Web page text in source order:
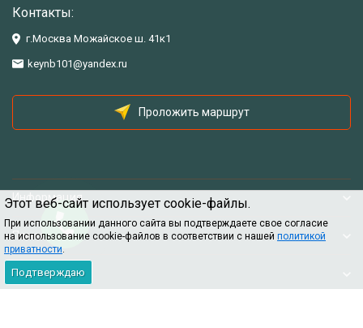
Этот веб-сайт использует cookie-файлы.
При использовании данного сайта вы подтверждаете свое согласие
на использование cookie-файлов в соответствии с нашей политикой
приватности.
Подтверждаю
Контакты:
г.Москва Можайское ш. 41к1
keynb101@yandex.ru
Проложить маршрут
Информация
Помощь
Информация